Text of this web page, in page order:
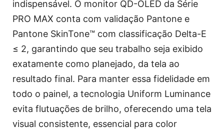
indispensável. O monitor QD-OLED da Série
PRO MAX conta com validação Pantone e
Pantone SkinTone™ com classificação Delta-E
≤ 2, garantindo que seu trabalho seja exibido
exatamente como planejado, da tela ao
resultado final. Para manter essa fidelidade em
todo o painel, a tecnologia Uniform Luminance
evita flutuações de brilho, oferecendo uma tela
visual consistente, essencial para color